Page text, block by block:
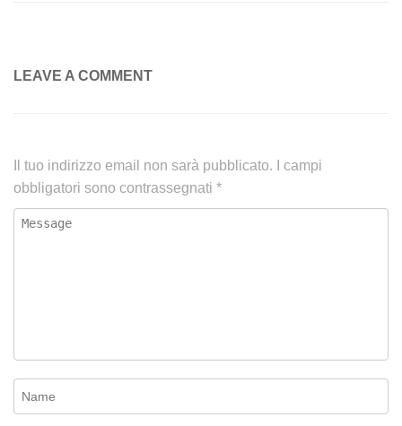
LEAVE A COMMENT
Il tuo indirizzo email non sarà pubblicato.
I campi
obbligatori sono contrassegnati *